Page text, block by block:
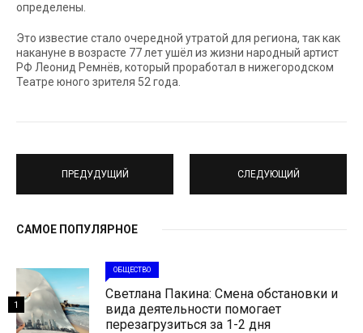
определены.
Это известие стало очередной утратой для региона, так как
накануне в возрасте 77 лет ушёл из жизни народный артист
РФ Леонид Ремнёв, который проработал в нижегородском
Театре юного зрителя 52 года.
ПРЕДУДУЩИЙ СЛЕДУЮЩИЙ
САМОЕ ПОПУЛЯРНОЕ
ОБЩЕСТВО
Светлана Пакина: Смена обстановки и
вида деятельности помогает
перезагрузиться за 1-2 дня
1